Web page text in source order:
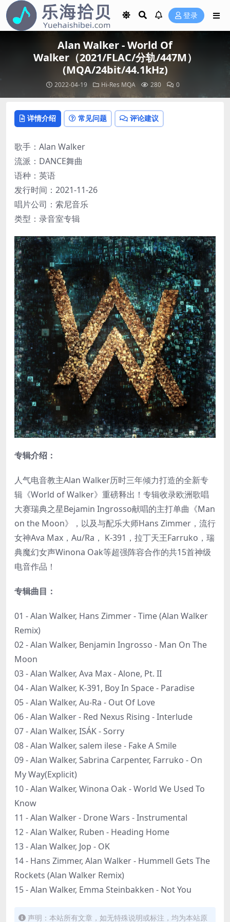
登录
Alan Walker - World Of
Walker（2021/FLAC/分轨/447M）
(MQA/24bit/44.1kHz)
2022-04-19 Hi-Res MQA 280 0
详情介绍 常见问题 评论建议
歌手：Alan Walker
流派：DANCE舞曲
语种：英语
发行时间：2021-11-26
唱片公司：索尼音乐
类型：录音室专辑
专辑介绍：
人气电音教主Alan Walker历时三年倾力打造的全新专
辑《World of Walker》重磅释出！专辑收录欧洲歌唱
大赛瑞典之星Bejamin Ingrosso献唱的主打单曲《Man
on the Moon》，以及与配乐大师Hans Zimmer，流行
女神Ava Max，Au/Ra， K-391，拉丁天王Farruko，瑞
典魔幻女声Winona Oak等超强阵容合作的共15首神级
电音作品！
专辑曲目：
01 - Alan Walker, Hans Zimmer - Time (Alan Walker
Remix)
02 - Alan Walker, Benjamin Ingrosso - Man On The
Moon
03 - Alan Walker, Ava Max - Alone, Pt. II
04 - Alan Walker, K-391, Boy In Space - Paradise
05 - Alan Walker, Au-Ra - Out Of Love
06 - Alan Walker - Red Nexus Rising - Interlude
07 - Alan Walker, ISÁK - Sorry
08 - Alan Walker, salem ilese - Fake A Smile
09 - Alan Walker, Sabrina Carpenter, Farruko - On
My Way(Explicit)
10 - Alan Walker, Winona Oak - World We Used To
Know
11 - Alan Walker - Drone Wars - Instrumental
12 - Alan Walker, Ruben - Heading Home
13 - Alan Walker, Jop - OK
14 - Hans Zimmer, Alan Walker - Hummell Gets The
Rockets (Alan Walker Remix)
15 - Alan Walker, Emma Steinbakken - Not You
声明：本站所有文章，如无特殊说明或标注，均为本站原